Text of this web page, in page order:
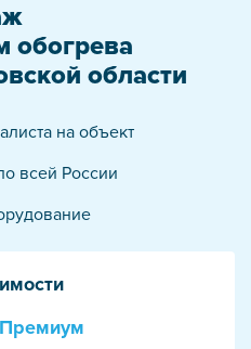
обогрева
области
на объект
всей России